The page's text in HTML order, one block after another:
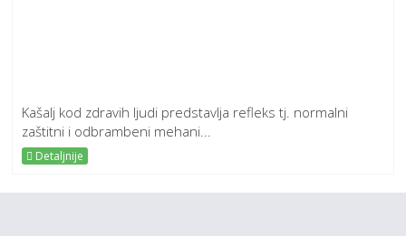
Kašalj kod zdravih ljudi predstavlja refleks tj. normalni
zaštitni i odbrambeni mehani...
Detaljnije